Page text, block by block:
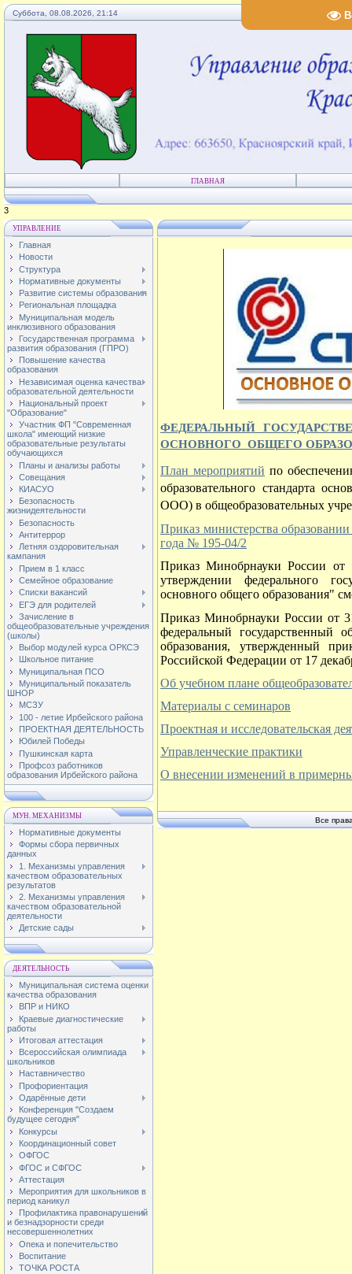
Суббота, 08.08.2026, 21:14
ГЛАВНАЯ
4
УПРАВЛЕНИЕ
Главная
Новости
Структура
Нормативные документы
Развитие системы образования
Региональная площадка
Муниципальная модель
инклюзивного образования
Государственная программа
развития образования (ГПРО)
Повышение качества
образования
Независимая оценка качества
образовательной деятельности
Национальный проект
"Образование"
Участник ФП "Современная
школа" имеющий низкие
образовательные результаты
обучающихся
Планы и анализы работы
Совещания
КИАСУО
Безопасность
жизнидеятельности
Безопасность
Антитеррор
Летняя оздоровительная
кампания
Прием в 1 класс
Семейное образование
Списки вакансий
ЕГЭ для родителей
Зачисление в
общеобразовательные учреждения
(школы)
Выбор модулей курса ОРКСЭ
Школьное питание
Муниципальная ПСО
Муниципальный показатель
ШНОР
МСЗУ
100 - летие Ирбейского района
ПРОЕКТНАЯ ДЕЯТЕЛЬНОСТЬ
Юбилей Победы
Пушкинская карта
Профсоз работников
образования Ирбейского района
МУН. МЕХАНИЗМЫ
Нормативные документы
Формы сбора первичных
данных
1. Механизмы управления
качеством образовательных
результатов
2. Механизмы управления
качеством образовательной
деятельности
Детские сады
ДЕЯТЕЛЬНОСТЬ
Муниципальная система оценки
качества образования
ВПР и НИКО
Краевые диагностические
работы
Итоговая аттестация
Всероссийская олимпиада
школьников
Наставничество
Профориентация
Одарённые дети
Конференция "Создаем
будущее сегодня"
Конкурсы
Координационный совет
ОФГОС
ФГОС и СФГОС
Аттестация
Мероприятия для школьников в
период каникул
Профилактика правонарушений
и безнадзорности среди
несовершеннолетних
Опека и попечительство
Воспитание
ТОЧКА РОСТА
ФЕДЕРАЛЬНЫЙ
ОСНОВНОГО ОБЩЕГО
План мероприятий по
образовательного стандарта
ООО) в общеобразовательных
Приказ министерства
года № 195-04/2
Приказ Минобрнауки России
утверждении федерального
основного общего образования"
Приказ Минобрнауки России от
федеральный государственный
образования, утвержденный
Российской Федерации от 17
Об учебном плане
Материалы с семинаров
Проектная и исследовательская
Управленческие практики
О внесении изменений в
Все